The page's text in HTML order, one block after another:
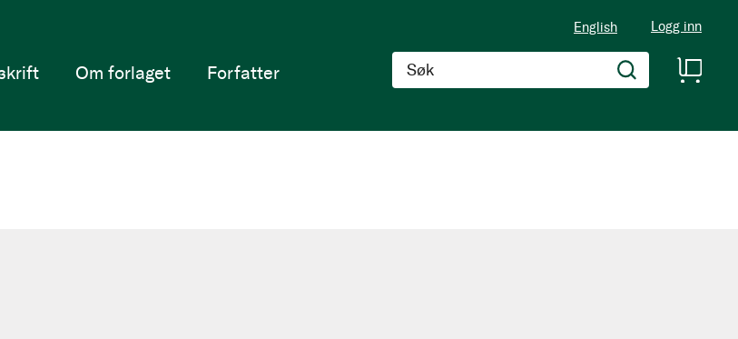
English Logg inn
Søk
Om forlaget Forfatter